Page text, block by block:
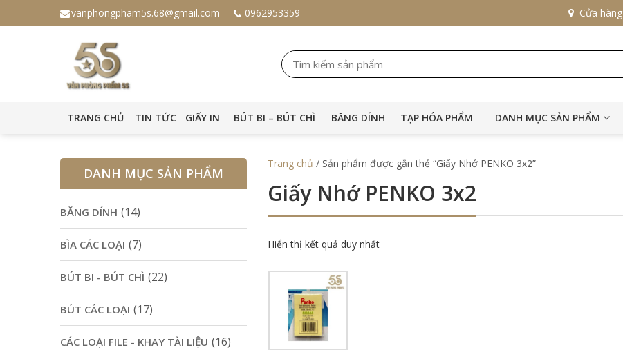
vanphongpham5s.68@gmail.com 0962953359 Cửa hàng
TRANG CHỦ TIN TỨC GIẤY IN BÚT BI – BÚT CHÌ BĂNG DÍNH TẠP HÓA PHẨM DANH MỤC SẢN PHẨM
Trang chủ / Sản phẩm được gắn thẻ “Giấy Nhớ PENKO 3x2”
Giấy Nhớ PENKO 3x2
Hiển thị kết quả duy nhất
DANH MỤC SẢN PHẨM
BĂNG DÍNH (14)
BÌA CÁC LOẠI (7)
BÚT BI - BÚT CHÌ (22)
BÚT CÁC LOẠI (17)
CÁC LOẠI FILE - KHAY TÀI LIỆU (16)